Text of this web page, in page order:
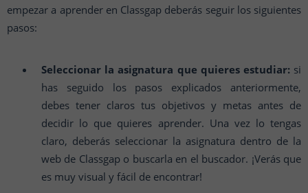
empezar a aprender en Classgap deberás seguir los siguientes
pasos:
Seleccionar la asignatura que quieres estudiar:si
has seguido los pasos explicados anteriormente,
debes tener claros tus objetivos y metas antes de
decidir lo que quieres aprender. Una vez lo tengas
claro, deberás seleccionar la asignatura dentro de la
web de Classgap o buscarla en el buscador. ¡Verás que
es muy visual y fácil de encontrar!